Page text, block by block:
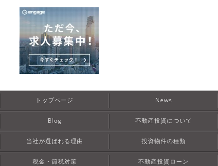
トップページ News
Blog 不動産投資について
当社が選ばれる理由 投資物件の種類
税金・節税対策 不動産投資ローン